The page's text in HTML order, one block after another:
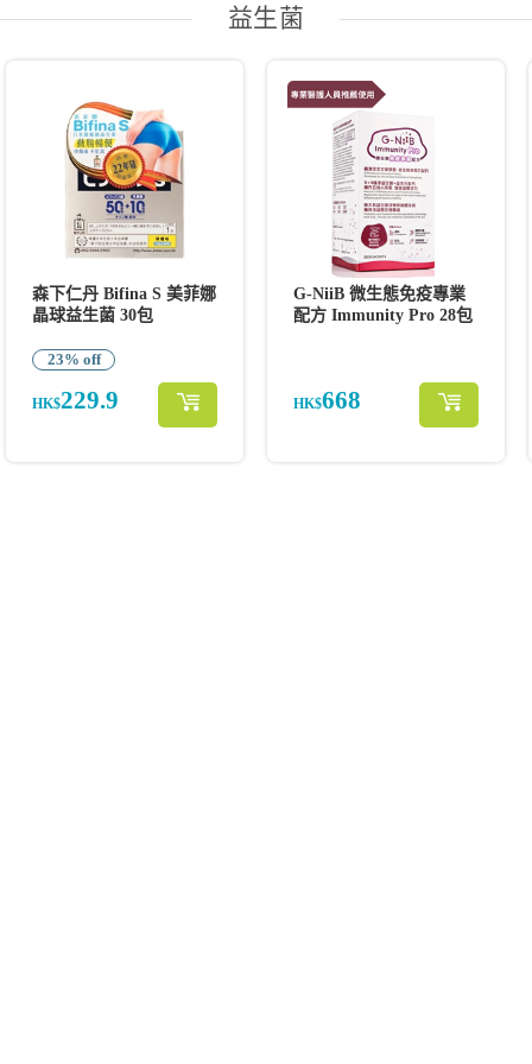
益生菌
森下仁丹 Bifina S 美菲娜
晶球益生菌 30包
23% off
HK$229.9
G-NiiB 微生態免疫專業
配方 Immunity Pro 28包
HK$668